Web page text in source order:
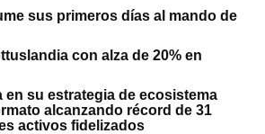
sus primeros días al mando de
con alza de 20% en
en su estrategia de ecosistema
alcanzando récord de 31
activos fidelizados